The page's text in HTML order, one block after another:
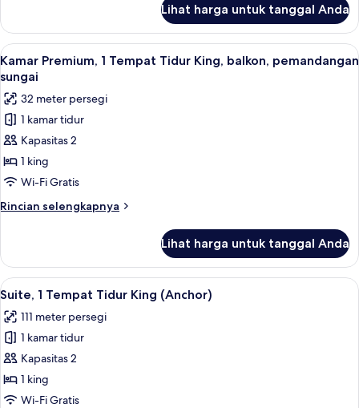
View,
High
Floor)
Kamar
Premium,
2
Tempat
Tidur
Queen
(Wharf
View,
High
Floor)
Lihat harga untuk tanggal Anda
Lihat
semua
foto
untuk
Kamar
Premium,
1
Tempat
Tidur
King,
pemandangan
sungai
1 kamar tidur, seprai katun Mesir,
5
Kamar Premium, 1 Tempat Tidur King, balkon, pemandangan
sungai
32 meter persegi
1 kamar tidur
Kapasitas 2
1 king
Wi-Fi Gratis
Rincian selengkapnya
Rincian
Kamar
Premium,
1
Tidur
King,
pemandangan
sungai
Lihat harga untuk tanggal Anda
Lihat
semua
foto
untuk
Suite,
1
Tempat
Suite, 1 Tempat Tidur King (Anchor)
12
Suite, 1 Tempat Tidur King (Anchor)
111 meter persegi
1 kamar tidur
Kapasitas 2
1 king
Wi-Fi Gratis